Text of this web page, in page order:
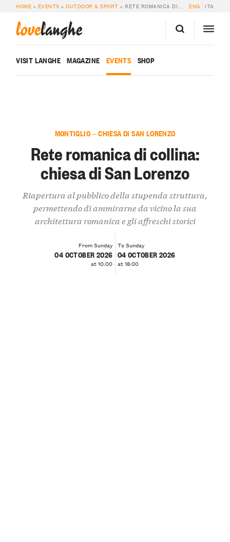
HOME » EVENTS »OUTDOOR & SPORT » RETE ROMANICA DI COLLINA: CHIESA DI SAN LORENZO ENG ITA
lovelanghe
VISIT LANGHE MAGAZINE EVENTS SHOP
MONTIGLIO — CHIESA DI SAN LORENZO
Rete romanica di collina:
chiesa di San Lorenzo
Riapertura al pubblico della stupenda struttura,
permettendo di ammirarne da vicino la sua
architettura romanica e gli affreschi storici
From Sunday
04 OCTOBER 2026
at 10:00
To Sunday
04 OCTOBER 2026
at 18:00